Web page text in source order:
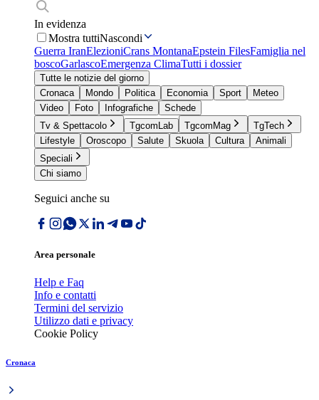
In evidenza
Mostra tuttiNascondi
Guerra IranElezioniCrans MontanaEpstein FilesFamiglia nel
boscoGarlascoEmergenza ClimaTutti i dossier
Tutte le notizie del giorno
Cronaca
Mondo Politica Economia Sport
Meteo
Video
Foto Infografiche
Schede
Tv & Spettacolo
TgcomLab TgcomMag
TgTech
Lifestyle
Oroscopo Salute Skuola Cultura
Animali
Speciali
Chi siamo
Seguici anche su
Area personale
Help e Faq
Info e contatti
Termini del servizio
Utilizzo dati e privacy
Cookie Policy
Cronaca